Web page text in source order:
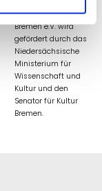
Niedersachsen und
Bremen e.V. wird
gefördert durch das
Niedersächsische
Ministerium für
Wissenschaft und
Kultur und den
Senator für Kultur
Bremen.